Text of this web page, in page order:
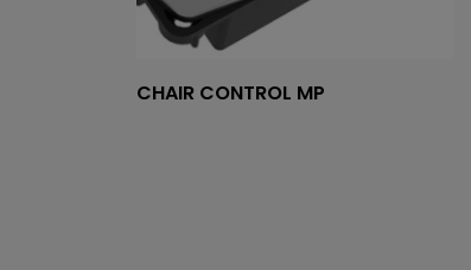
Tovább olvasom
CHAIR CONTROL MP